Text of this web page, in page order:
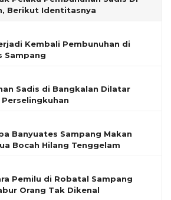
Berikut Identitasnya
Kembali Pembunuhan di
Sampang
Sadis di Bangkalan Dilatar
Banyuates Sampang Makan
Bocah Hilang Tenggelam
Pemilu di Robatal Sampang
Orang Tak Dikenal